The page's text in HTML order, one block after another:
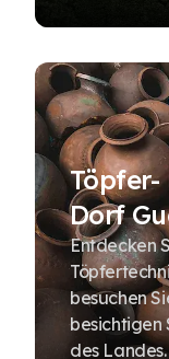
Töpfer-
Dorf
Entdecken
besuchen
besichtigen
des